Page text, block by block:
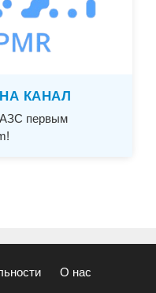
КАНАЛ
АЗС первым
О нас